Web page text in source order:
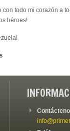
todo mi corazón a
héroes!